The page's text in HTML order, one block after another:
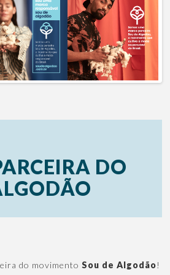
DO
do movimento Sou de Algodão!